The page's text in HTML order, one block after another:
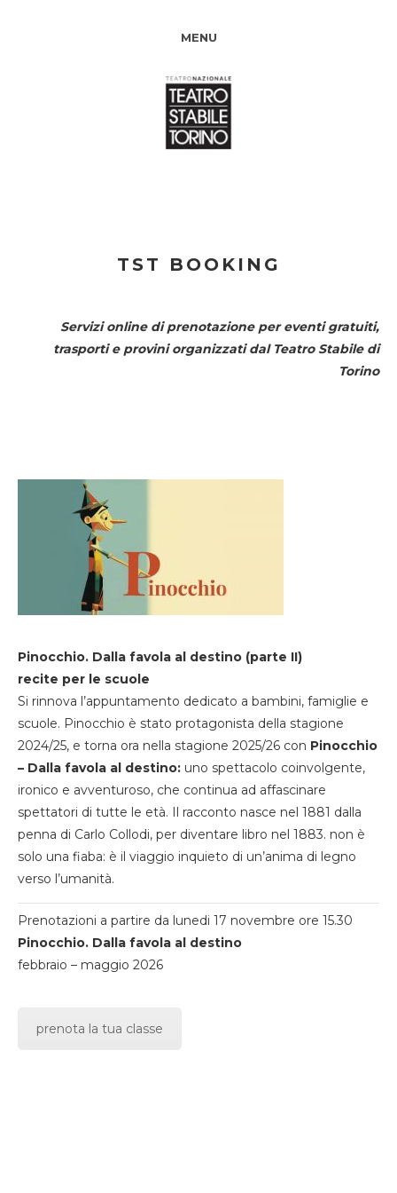
MENU
TST BOOKING
Servizi online di prenotazione per eventi gratuiti,
trasporti e provini organizzati dal Teatro Stabile di
Torino
Pinocchio. Dalla favola al destino (parte II)
recite per le scuole
Si rinnova l’appuntamento dedicato a bambini, famiglie e
scuole. Pinocchio è stato protagonista della stagione
2024/25, e torna ora nella stagione 2025/26 con Pinocchio
– Dalla favola al destino: uno spettacolo coinvolgente,
ironico e avventuroso, che continua ad affascinare
spettatori di tutte le età. Il racconto nasce nel 1881 dalla
penna di Carlo Collodi, per diventare libro nel 1883. non è
solo una fiaba: è il viaggio inquieto di un’anima di legno
verso l’umanità.
Prenotazioni a partire da lunedi 17 novembre ore 15.30
Pinocchio. Dalla favola al destino
febbraio – maggio 2026
prenota la tua classe